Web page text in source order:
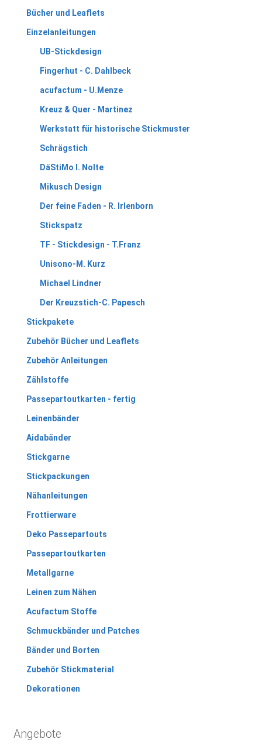
Bücher und Leaflets
Einzelanleitungen
UB-Stickdesign
Fingerhut - C. Dahlbeck
acufactum - U.Menze
Kreuz & Quer - Martinez
Werkstatt für historische Stickmuster
Schrägstich
DäStiMo I. Nolte
Mikusch Design
Der feine Faden - R. Irlenborn
Stickspatz
TF - Stickdesign - T.Franz
Unisono-M. Kurz
Michael Lindner
Der Kreuzstich-C. Papesch
Stickpakete
Zubehör Bücher und Leaflets
Zubehör Anleitungen
Zählstoffe
Passepartoutkarten - fertig
Leinenbänder
Aidabänder
Stickgarne
Stickpackungen
Nähanleitungen
Frottierware
Deko Passepartouts
Passepartoutkarten
Metallgarne
Leinen zum Nähen
Acufactum Stoffe
Schmuckbänder und Patches
Bänder und Borten
Zubehör Stickmaterial
Dekorationen
Angebote